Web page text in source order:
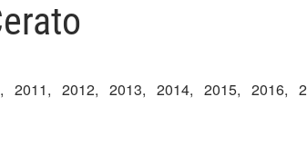
2011 2012 2013 2014 2015 2016